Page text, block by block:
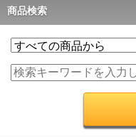
商品検索